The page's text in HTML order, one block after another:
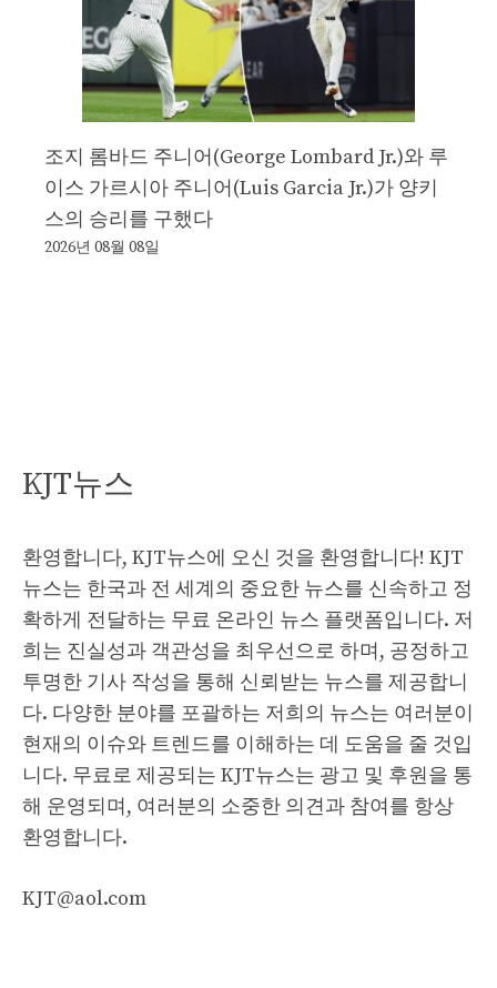
조지 롬바드 주니어(George Lombard Jr.)와 루
이스 가르시아 주니어(Luis Garcia Jr.)가 양키
스의 승리를 구했다
2026년 08월 08일
KJT뉴스
환영합니다, KJT뉴스에 오신 것을 환영합니다! KJT
뉴스는 한국과 전 세계의 중요한 뉴스를 신속하고 정
확하게 전달하는 무료 온라인 뉴스 플랫폼입니다. 저
희는 진실성과 객관성을 최우선으로 하며, 공정하고
투명한 기사 작성을 통해 신뢰받는 뉴스를 제공합니
다. 다양한 분야를 포괄하는 저희의 뉴스는 여러분이
현재의 이슈와 트렌드를 이해하는 데 도움을 줄 것입
니다. 무료로 제공되는 KJT뉴스는 광고 및 후원을 통
해 운영되며, 여러분의 소중한 의견과 참여를 항상
환영합니다.
KJT@aol.com